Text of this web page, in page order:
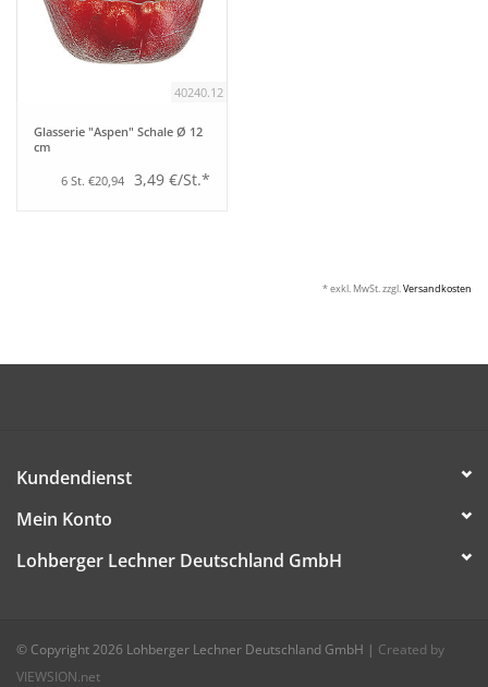
40240.12
Glasserie "Aspen" Schale Ø 12
cm
6 St. €20,94 3,49 €/St.*
* exkl. MwSt. zzgl. Versandkosten
Kundendienst
Mein Konto
Lohberger Lechner Deutschland GmbH
© Copyright 2026 Lohberger Lechner Deutschland GmbH | Created by
VIEWSION.net